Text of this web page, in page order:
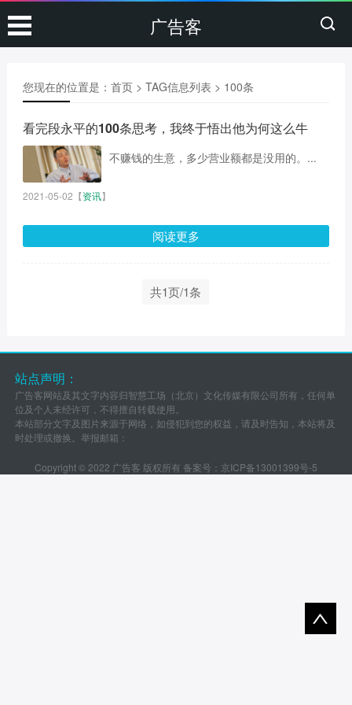
广告客
您现在的位置是： 首页> TAG信息列表 > 100条
看完段永平的100条思考，我终于悟出他为何这么牛
不赚钱的生意，多少营业额都是没用的。...
2021-05-02 【资讯】
阅读更多
共1页/1条
站点声明：
广告客网站及其文字内容归智慧工场（北京）文化传媒有限公司所有，任何单
位及个人未经许可，不得擅自转载使用。
本站部分文字及图片来源于网络，如侵犯到您的权益，请及时告知，本站将及
时处理或撤换。举报邮箱：
Copyright © 2022 广告客 版权所有 备案号： 京ICP备13001399号-5